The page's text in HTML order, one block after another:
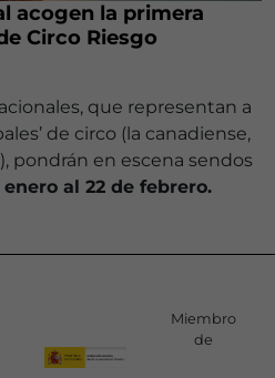
acogen la primera
Circo Riesgo
que representan a
de circo (la canadiense,
pondrán en escena sendos
al 22 de febrero.
Miembro
de